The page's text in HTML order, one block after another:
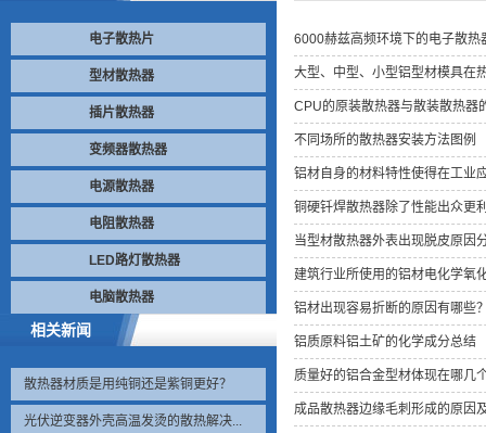
电子散热片
型材散热器
插片散热器
变频器散热器
电源散热器
电阻散热器
LED路灯散热器
电脑散热器
相关新闻
散热器材质是用纯铜还是紫铜更好？
光伏逆变器外壳高温发烫的散热解决...
6000赫兹高频环境下的电子散热
大型、中型、小型铝型材模具在
CPU的原装散热器与散装散热器
不同场所的散热器安装方法图例
铝材自身的材料特性使得在工业
铜硬钎焊散热器除了性能出众更
当型材散热器外表出现脱皮原因
建筑行业所使用的铝材电化学氧
铝材出现容易折断的原因有哪些
铝质原料铝土矿的化学成分总结
质量好的铝合金型材体现在哪几
成品散热器边缘毛刺形成的原因